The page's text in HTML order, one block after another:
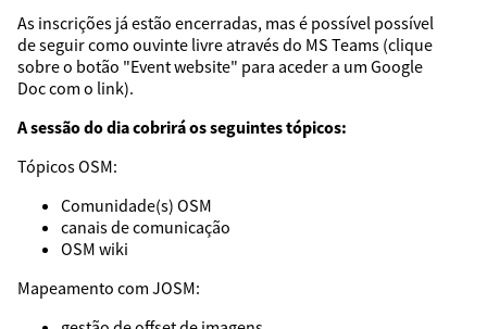
As inscrições já estão encerradas, mas é possível possível
de seguir como ouvinte livre através do MS Teams (clique
sobre o botão "Event website" para aceder a um Google
Doc com o link).
A sessão do dia cobrirá os seguintes tópicos:
Tópicos OSM:
Comunidade(s) OSM
canais de comunicação
OSM wiki
Mapeamento com JOSM: